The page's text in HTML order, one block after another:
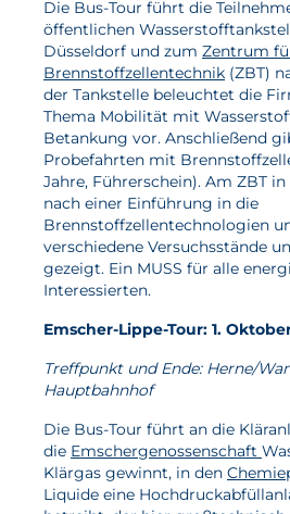
Aktuelles
Neuigkeiten
Projekte
Veranstaltungen
Publikationen
Awards und
Für die Presse
Die Bus-Tour führt die
öffentlichen
Düsseldorf und zum Zentrum
Brennstoffzellentechnik (ZBT)
der Tankstelle beleuchtet die
Thema Mobilität mit
Betankung vor. Anschließend
Probefahrten mit
Jahre, Führerschein). Am ZBT
nach einer Einführung in die
Brennstoffzellentechnologien
verschiedene Versuchsstände
gezeigt. Ein MUSS für alle
Interessierten.
Emscher-Lippe-Tour: 1.
Treffpunkt und Ende: Herne/
Hauptbahnhof
Die Bus-Tour führt an die
die Emschergenossenschaft
Klärgas gewinnt, in den
Liquide eine